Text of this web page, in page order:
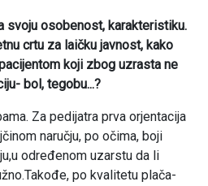
svoju osobenost, karakteristiku.
crtu za laičku javnost, kako
koji zbog uzrasta ne
bol, tegobu...?
Za pedijatra prva orjentacija
naručju, po očima, boji
određenom uzarstu da li
po kvalitetu plača-